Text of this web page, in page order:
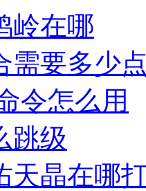
岭在哪
需要多少
令怎么用
跳级
天晶在哪